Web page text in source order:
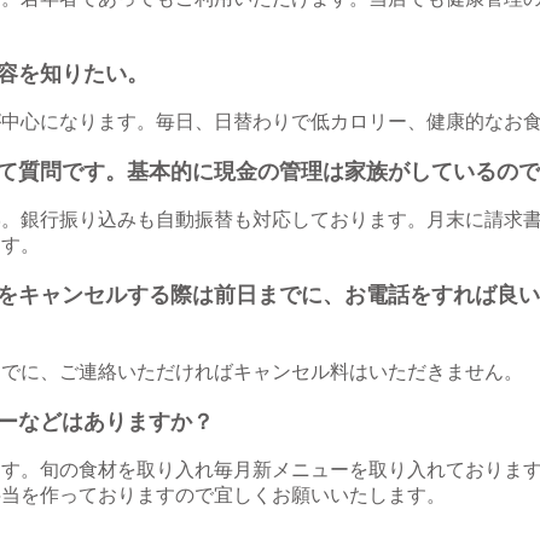
を知りたい。
心になります。毎日、日替わりで低カロリー、健康的なお
質問です。基本的に現金の管理は家族がしているの
銀行振り込みも自動振替も対応しております。月末に請求
。
キャンセルする際は前日までに、お電話をすれば良
に、ご連絡いただければキャンセル料はいただきません。
などはありますか？
。旬の食材を取り入れ毎月新メニューを取り入れておりま
当を作っておりますので宜しくお願いいたします。